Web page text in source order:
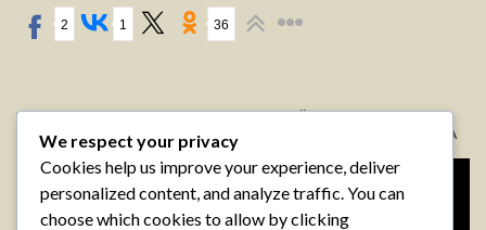
2 1 36
ТРАНСЛЯЦЫЯ З КАПЛІЦЫ МАЦІ БОЖАЙ У Г. ФАЦІМА,
ПАРТУГАЛІЯ STREAM EM DIRETO DE SANTUÁRIO DE FÁTIMA
Відэа-
прайгравальнік
We respect your privacy
Cookies help us improve your experience, deliver
personalized content, and analyze traffic. You can
choose which cookies to allow by clicking